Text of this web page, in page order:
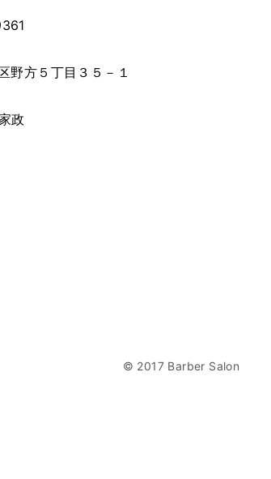
野方５丁目３５－１
政
© 2017 Barber Salon